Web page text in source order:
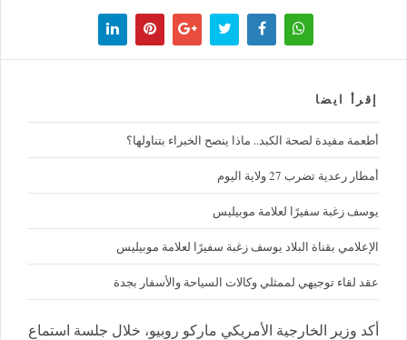
إقرأ ايضا
أطعمة مفيدة لصحة الكبد.. ماذا ينصح الخبراء بتناولها؟
أمطار رعدية تضرب 27 ولاية اليوم
يوسف زغبة سفيرًا لعلامة موبيليس
الإعلامي بقناة البلاد يوسف زغبة سفيرًا لعلامة موبيليس
عقد لقاء توجيهي لممثلي وكالات السياحة والأسفار بجدة
أكد وزير الخارجية الأمريكي ماركو روبيو، خلال جلسة استماع